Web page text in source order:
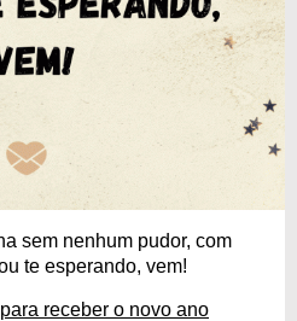
sem nenhum pudor, com
te esperando, vem!
receber o novo ano